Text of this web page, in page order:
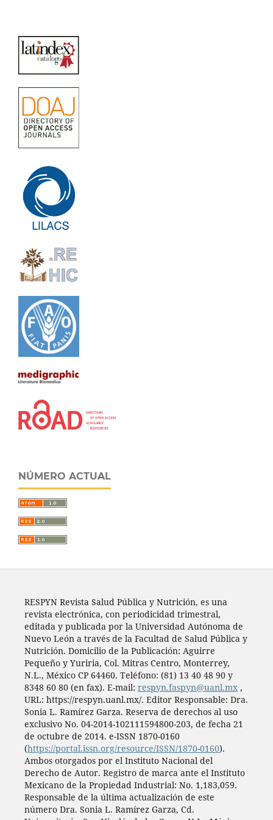
NÚMERO ACTUAL
RESPYN Revista Salud Pública y Nutrición, es una
revista electrónica, con periodicidad trimestral,
editada y publicada por la Universidad Autónoma de
Nuevo León a través de la Facultad de Salud Pública y
Nutrición. Domicilio de la Publicación: Aguirre
Pequeño y Yuriria, Col. Mitras Centro, Monterrey,
N.L., México CP 64460. Teléfono: (81) 13 40 48 90 y
8348 60 80 (en fax). E-mail: respyn.faspyn@uanl.mx,
URL: https://respyn.uanl.mx/. Editor Responsable: Dra.
Sonia L. Ramírez Garza. Reserva de derechos al uso
exclusivo No. 04-2014-102111594800-203, de fecha 21
de octubre de 2014. e-ISSN 1870-0160
(https://portal.issn.org/resource/ISSN/1870-0160).
Ambos otorgados por el Instituto Nacional del
Derecho de Autor. Registro de marca ante el Instituto
Mexicano de la Propiedad Industrial: No. 1,183,059.
Responsable de la última actualización de este
número Dra. Sonia L. Ramírez Garza, Cd.